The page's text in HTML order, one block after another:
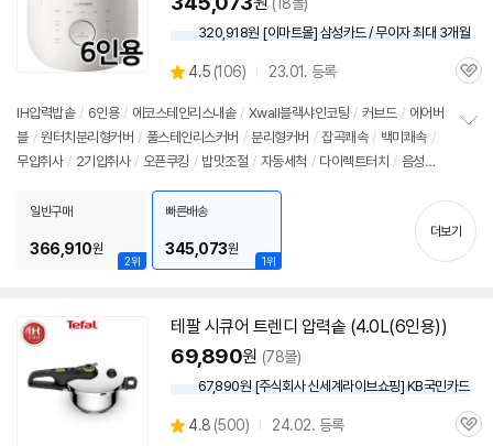
320,918원 [이마트몰] 삼성카드 / 무이자 최대 3개월
별
점
4.5 (상
리
뷰
106) 23.01. 등록
관
IH압력밥솥 / 6인용 / 에코스테인리스내솥 / Xwall블랙샤인코팅 / 커브드 / 에어버
블 / 원터치분리형커버 / 풀스테인리스커버 / 분리형커버 / 잡곡쾌속 / 백미쾌속 /
무압취사 / 2기압취사 / 오픈쿠킹 / 밥맛조절 / 자동세척 / 다이렉트터치 / 음성안
0x383mm
기
2위
일반구매
366,910원
1위
빠른배송
345,073원
더보기
테팔 시큐어 트렌디 압력솥 (4.0L(6인용))
69,890원 (78몰)
67,890원 [주식회사 신세계라이브쇼핑] KB국민카드
별
4.8 (상
500) 24.02. 등록
관